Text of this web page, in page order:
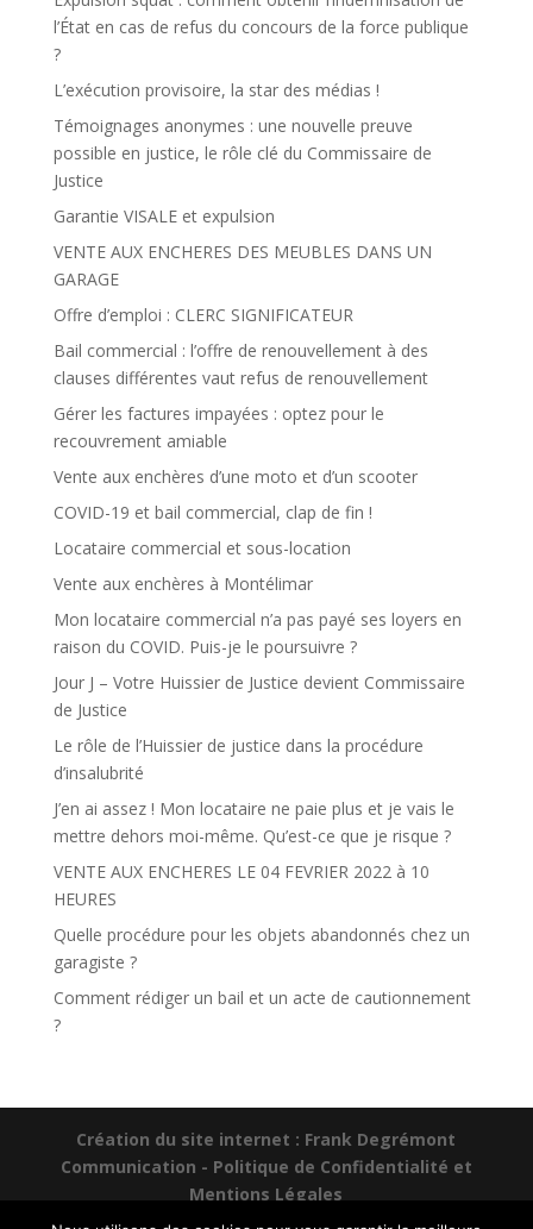
l’État en cas de refus du concours de la force publique
?
L’exécution provisoire, la star des médias !
Témoignages anonymes : une nouvelle preuve
possible en justice, le rôle clé du Commissaire de
Justice
Garantie VISALE et expulsion
VENTE AUX ENCHERES DES MEUBLES DANS UN
GARAGE
Offre d’emploi : CLERC SIGNIFICATEUR
Bail commercial : l’offre de renouvellement à des
clauses différentes vaut refus de renouvellement
Gérer les factures impayées : optez pour le
recouvrement amiable
Vente aux enchères d’une moto et d’un scooter
COVID-19 et bail commercial, clap de fin !
Locataire commercial et sous-location
Vente aux enchères à Montélimar
Mon locataire commercial n’a pas payé ses loyers en
raison du COVID. Puis-je le poursuivre ?
Jour J – Votre Huissier de Justice devient Commissaire
de Justice
Le rôle de l’Huissier de justice dans la procédure
d’insalubrité
J’en ai assez ! Mon locataire ne paie plus et je vais le
mettre dehors moi-même. Qu’est-ce que je risque ?
VENTE AUX ENCHERES LE 04 FEVRIER 2022 à 10
HEURES
Quelle procédure pour les objets abandonnés chez un
garagiste ?
Comment rédiger un bail et un acte de cautionnement
?
Création du site internet : Frank Degrémont
Communication - Politique de Confidentialité et
Mentions Légales